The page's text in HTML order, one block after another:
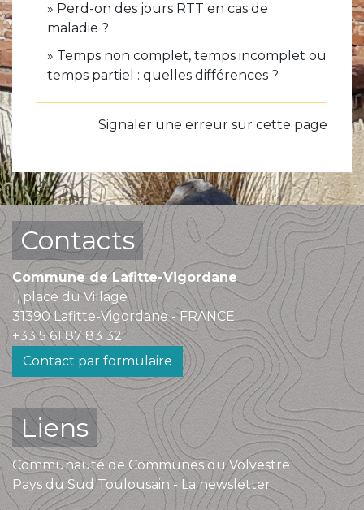
Perd-on des jours RTT en cas de
maladie ?
Temps non complet, temps incomplet ou
temps partiel : quelles différences ?
Signaler une erreur sur cette page
Contacts
Commune de Lafitte-Vigordane
1, place du Village
31390 Lafitte-Vigordane - FRANCE
+33 5 61 87 83 32
Contact par formulaire
Liens
Communauté de Communes du Volvestre
Pays du Sud Toulousain - La newsletter